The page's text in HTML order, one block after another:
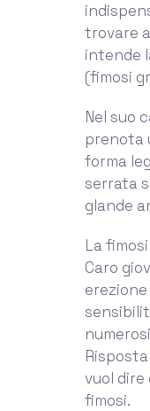
trovare
intende
(fimosi
Nel suo
prenota
forma
serrata
glande
La
Caro
vuol
fimosi.